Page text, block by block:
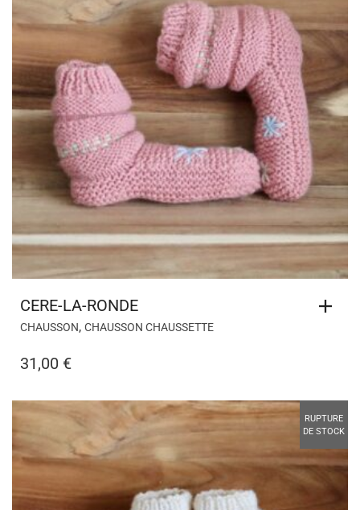
CERE-LA-RONDE
CHAUSSON, CHAUSSON CHAUSSETTE
31,00 €
RUPTURE
DE STOCK